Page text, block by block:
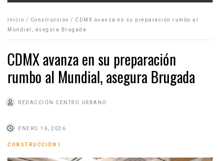
Inicio / Construcción / CDMX avanza en su preparación rumbo al
Mundial, asegura Brugada
CDMX avanza en su preparación
rumbo al Mundial, asegura Brugada
REDACCIÓN CENTRO URBANO
ENERO 16, 2026
CONSTRUCCIÓN